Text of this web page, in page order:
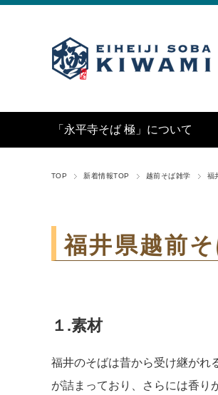
「永平寺そば 極」について
TOP 新着情報TOP 越前そば雑学 福
福井県越前
１.素材
福井のそばは昔から受け継がれ
が詰まっており、さらには香り